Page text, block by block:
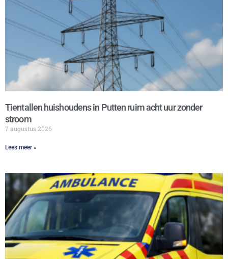
Tientallen huishoudens in Putten ruim acht uur zonder
stroom
7 augustus 2026
Lees meer »